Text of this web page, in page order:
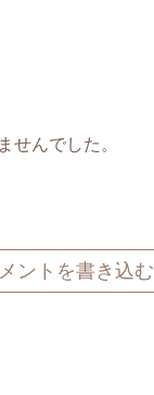
せんでした。
ントを書き込む